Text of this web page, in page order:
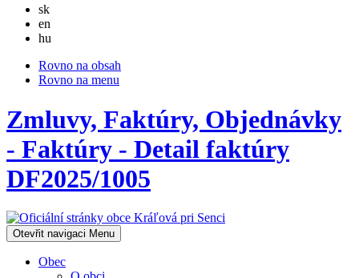
skSlovensky
en
hu
Rovno na obsah
Rovno na menu
Zmluvy, Faktúry, Objednávky
- Faktúry - Detail faktúry
DF2025/1005
Otevřit navigaci Menu
Obec